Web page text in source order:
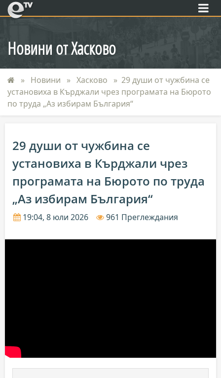
eTV
Новини от Хасково
Новини Хасково
29 души от чужбина се
установиха в Кърджали чрез програмата на Бюрото
по труда „Аз избирам България“
29 души от чужбина се
установиха в Кърджали чрез
програмата на Бюрото по труда
„Аз избирам България“
19:04, 8 юли 2026 961 Преглеждания